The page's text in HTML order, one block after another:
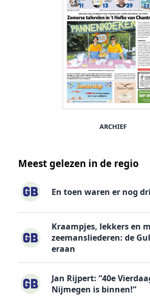
ARCHIEF
Meest gelezen in de regio
En toen waren er nog
Kraampjes, lekkers en
zeemansliederen: de
eraan
Jan Rijpert: “40e
Nijmegen is binnen!”